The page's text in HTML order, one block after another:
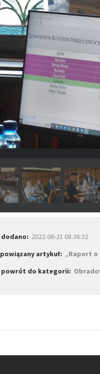
dodano: 2022-06-21 08:36:32
powiązany artykuł: „Raport o
powrót do kategorii: